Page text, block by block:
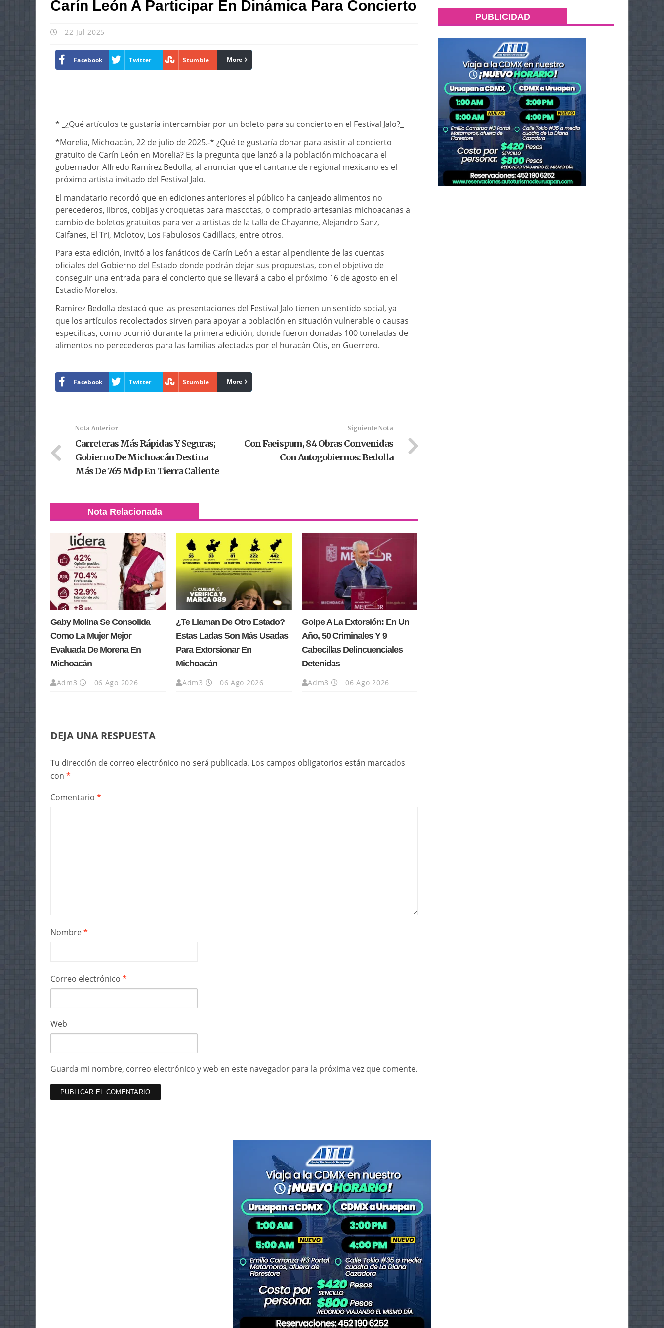
Carín León A Participar En Dinámica Para Concierto
22 Jul 2025
Facebook Twitter Stumble linkedin
More
* _¿Qué artículos te gustaría intercambiar por un boleto para su concierto en el Festival Jalo?_
*Morelia, Michoacán, 22 de julio de 2025.-* ¿Qué te gustaría donar para asistir al concierto
gratuito de Carín León en Morelia? Es la pregunta que lanzó a la población michoacana el
gobernador Alfredo Ramírez Bedolla, al anunciar que el cantante de regional mexicano es el
próximo artista invitado del Festival Jalo.
El mandatario recordó que en ediciones anteriores el público ha canjeado alimentos no
perecederos, libros, cobijas y croquetas para mascotas, o comprado artesanías michoacanas a
cambio de boletos gratuitos para ver a artistas de la talla de Chayanne, Alejandro Sanz,
Caifanes, El Tri, Molotov, Los Fabulosos Cadillacs, entre otros.
Para esta edición, invitó a los fanáticos de Carín León a estar al pendiente de las cuentas
oficiales del Gobierno del Estado donde podrán dejar sus propuestas, con el objetivo de
conseguir una entrada para el concierto que se llevará a cabo el próximo 16 de agosto en el
Estadio Morelos.
Ramírez Bedolla destacó que las presentaciones del Festival Jalo tienen un sentido social, ya
que los artículos recolectados sirven para apoyar a población en situación vulnerable o causas
especificas, como ocurrió durante la primera edición, donde fueron donadas 100 toneladas de
alimentos no perecederos para las familias afectadas por el huracán Otis, en Guerrero.
Facebook Twitter Stumble linkedin
More
Nota Anterior
Carreteras Más Rápidas Y Seguras;
Gobierno De Michoacán Destina
Más De 765 Mdp En Tierra Caliente
Siguiente Nota
Con Faeispum, 84 Obras Convenidas
Con Autogobiernos: Bedolla
Nota Relacionada
Gaby Molina Se Consolida
Como La Mujer Mejor
Evaluada De Morena En
Michoacán
Adm3 06 Ago 2026
¿Te Llaman De Otro Estado?
Estas Ladas Son Más Usadas
Para Extorsionar En
Michoacán
Adm3 06 Ago 2026
Golpe A La Extorsión: En Un
Año, 50 Criminales Y 9
Cabecillas Delincuenciales
Detenidas
Adm3 06 Ago 2026
DEJA UNA RESPUESTA
Tu dirección de correo electrónico no será publicada. Los campos obligatorios están marcados
con *
Comentario *
Nombre*
Correo electrónico *
Web
Guarda mi nombre, correo electrónico y web en este navegador para la próxima vez que comente.
PUBLICIDAD